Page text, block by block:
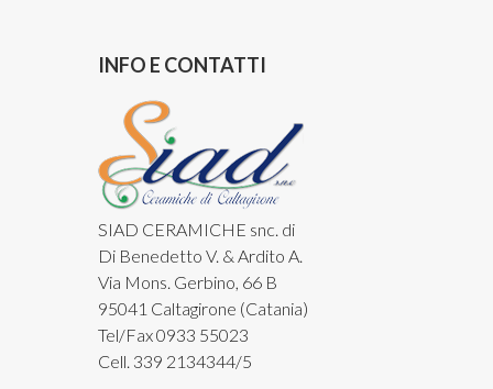
INFO E CONTATTI
SIAD CERAMICHE snc. di
Di Benedetto V. & Ardito A.
Via Mons. Gerbino, 66 B
95041 Caltagirone (Catania)
Tel/Fax 0933 55023
Cell. 339 2134344/5